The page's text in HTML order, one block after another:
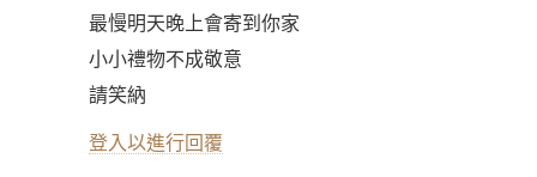
最慢明天晚上會寄到你家
小小禮物不成敬意
請笑納
登入以進行回覆